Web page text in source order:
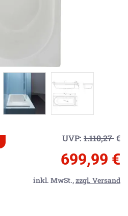
UVP: 1.110,27€
699,99 €
inkl. MwSt.,zzgl. Versand